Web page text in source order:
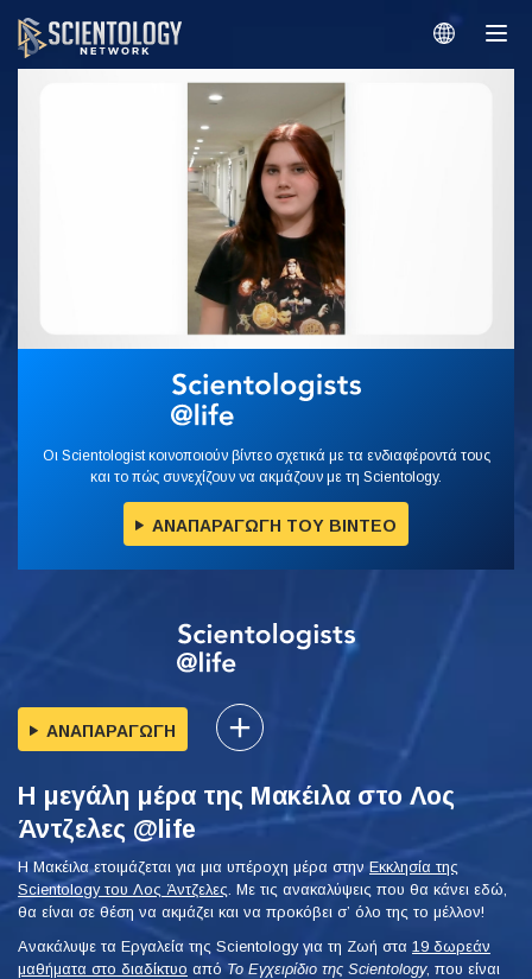
Οι Scientologist κοινοποιούν βίντεο σχετικά με τα ενδιαφέροντά τους
και το πώς συνεχίζουν να ακμάζουν με τη Scientology.
ΑΝΑΠΑΡΑΓΩΓΗ ΤΟΥ ΒΙΝΤΕΟ
ΑΝΑΠΑΡΑΓΩΓΗ
Η μεγάλη μέρα της Μακέιλα στο Λος
Άντζελες @life
Η Μακέιλα ετοιμάζεται για μια υπέροχη μέρα στην Εκκλησία της
Scientology του Λος Άντζελες. Με τις ανακαλύψεις που θα κάνει εδώ,
θα είναι σε θέση να ακμάζει και να προκόβει σ’ όλο της το μέλλον!
Ανακάλυψε τα Εργαλεία της Scientology για τη Ζωή στα 19 δωρεάν
μαθήματα στο διαδίκτυο από Το Εγχειρίδιο της Scientology, που είναι